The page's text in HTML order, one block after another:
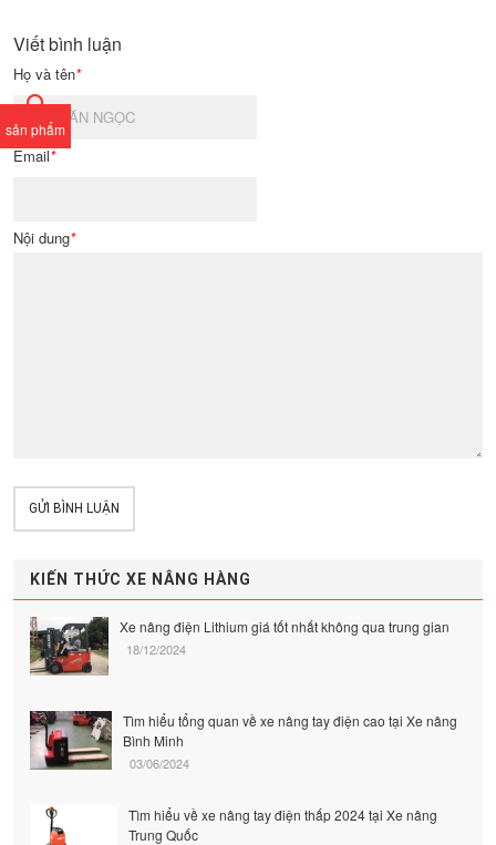
sản phẩm
Viết bình luận
Họ và tên*
Email*
Nội dung*
GỬI BÌNH LUẬN
KIẾN THỨC XE NÂNG HÀNG
Xe nâng điện Lithium giá tốt nhất không qua trung gian
18/12/2024
Tìm hiểu tổng quan về xe nâng tay điện cao tại Xe nâng
Bình Minh
03/06/2024
Tìm hiểu về xe nâng tay điện thấp 2024 tại Xe nâng
Trung Quốc